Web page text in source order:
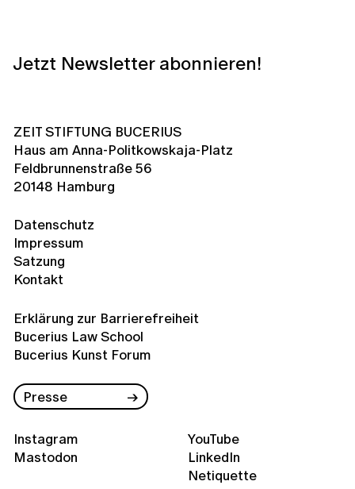
Jetzt Newsletter abonnieren!
ZEIT STIFTUNG BUCERIUS
Haus am Anna-Politkowskaja-Platz
Feldbrunnenstraße 56
20148 Hamburg
Datenschutz
Impressum
Satzung
Kontakt
Erklärung zur Barrierefreiheit
Bucerius Law School
Bucerius Kunst Forum
Presse
Instagram
Mastodon
YouTube
LinkedIn
Netiquette